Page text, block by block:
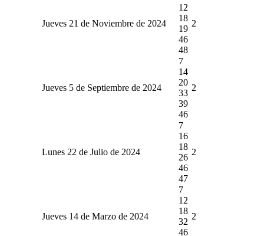
Jueves 21 de Noviembre de 2024
12
18
19
46
48
2
Jueves 5 de Septiembre de 2024
7
14
20
33
39
46
2
Lunes 22 de Julio de 2024
7
16
18
26
46
47
2
Jueves 14 de Marzo de 2024
7
12
18
32
46
2